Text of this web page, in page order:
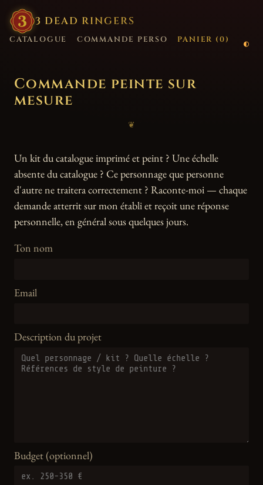
3 DEAD RINGERS
CATALOGUE COMMANDE PERSO PANIER (0)
Commande peinte sur
mesure
❦
Un kit du catalogue imprimé et peint ? Une échelle
absente du catalogue ? Ce personnage que personne
d'autre ne traitera correctement ? Raconte-moi — chaque
demande atterrit sur mon établi et reçoit une réponse
personnelle, en général sous quelques jours.
Ton nom
Email
Description du projet
Budget (optionnel)